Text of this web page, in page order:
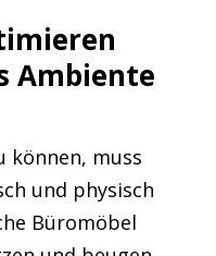
Ambiente
können, muss
und physisch
Büromöbel